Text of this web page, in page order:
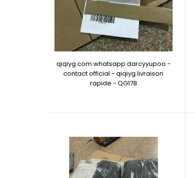
qiqiyg.com whatsapp darcyyupoo -
contact official - qiqiyg livraison
rapide - QG178